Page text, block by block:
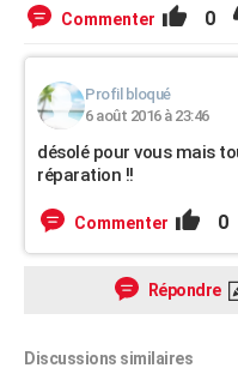
Commenter 0
Profil bloqué
6 août 2016 à 23:46
désolé pour vous mais
réparation !!
Commenter 0
Répondre
Discussions similaires